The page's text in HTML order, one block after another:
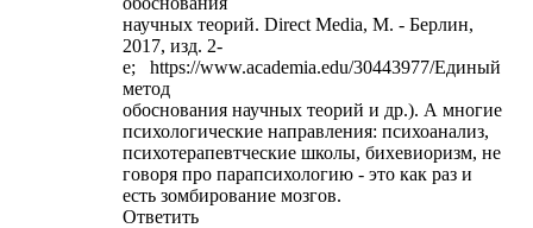
научных теорий. Direct Media, М. - Берлин,
2017, изд. 2-
е; https://www.academia.edu/30443977/Единый
метод
обоснования научных теорий и др.). А многие
психологические направления: психоанализ,
психотерапевтческие школы, бихевиоризм, не
говоря про парапсихологию - это как раз и
есть зомбирование мозгов.
Ответить